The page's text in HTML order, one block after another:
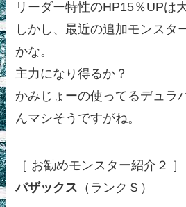
リーダー特性のHP15％UPは
しかし、最近の追加モンスタ
かな。
主力になり得るか？
かみじょーの使ってるデュラ
んマシそうですがね。
［ お勧めモンスター紹介２ ］
バザックス （ランクＳ）